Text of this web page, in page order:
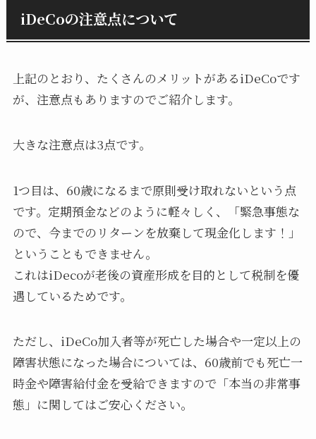
iDeCoの注意点について
上記のとおり、たくさんのメリットがあるiDeCoです
が、注意点もありますのでご紹介します。
大きな注意点は3点です。
1つ目は、60歳になるまで原則受け取れないという点
です。定期預金などのように軽々しく、「緊急事態な
ので、今までのリターンを放棄して現金化します！」
ということもできません。
これはiDecoが老後の資産形成を目的として税制を優
遇しているためです。
ただし、iDeCo加入者等が死亡した場合や一定以上の
障害状態になった場合については、60歳前でも死亡一
時金や障害給付金を受給できますので「本当の非常事
態」に関してはご安心ください。